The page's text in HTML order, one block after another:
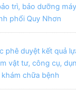
trì, bảo dưỡng máy
phổi Quy Nhơn
phê duyệt kết quả
vật tư, công cụ,
chữa bệnh